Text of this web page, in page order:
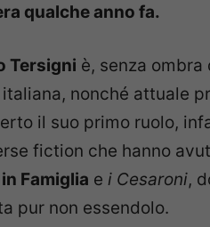
qualche anno fa.
Tersigni è, senza
nonché attuale
il suo primo ruolo,
fiction che hanno
Famiglia e i Cesaroni,
pur non essendolo.